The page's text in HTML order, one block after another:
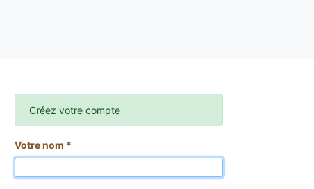
Créez votre compte
Votre nom *